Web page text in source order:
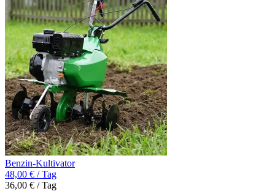
Benzin-Kultivator
48,00 € / Tag
36,00 € / Tag